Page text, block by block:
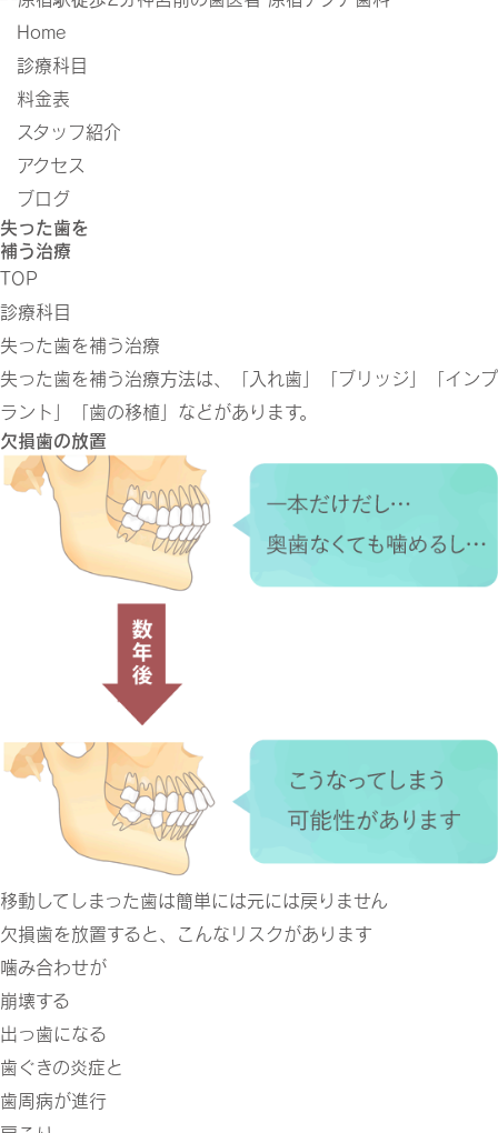
Home
診療科目
料金表
スタッフ紹介
アクセス
ブログ
失った歯を
補う治療
TOP
診療科目
失った歯を補う治療
失った歯を補う治療方法は、「入れ歯」「ブリッジ」「インプ
ラント」「歯の移植」などがあります。
欠損歯の放置
移動してしまった歯は簡単には元には戻りません
欠損歯を放置すると、こんなリスクがあります
噛み合わせが
崩壊する
出っ歯になる
歯ぐきの炎症と
歯周病が進行